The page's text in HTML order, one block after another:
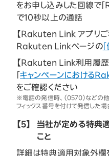
をお申し込みした回線で
で10秒以上の通話
【Rakuten Link アプリご
Rakuten Linkページの
【Rakuten Link利用履歴
「キャンペーンにおける
をご確認ください
※電話の発信時、（0570）などの
フィックス番号を付けて発信した
【5】
当社が定める特典
こと
詳細は特典適用対象外欄